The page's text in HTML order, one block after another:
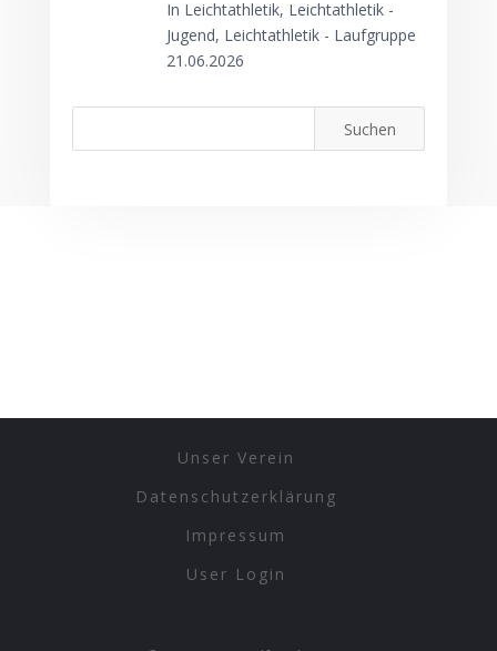
In Leichtathletik, Leichtathletik -
Jugend, Leichtathletik - Laufgruppe
21.06.2026
Unser Verein
Datenschutzerklärung
Impressum
User Login